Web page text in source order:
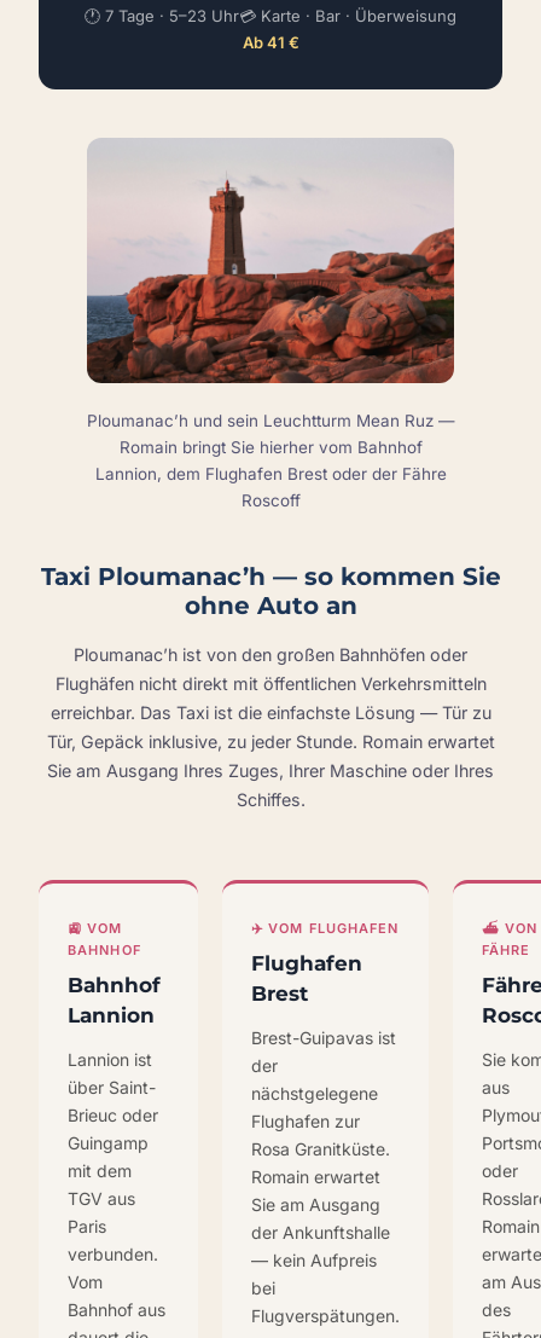
🕐 7 Tage · 5–23 Uhr💳 Karte · Bar · Überweisung
Ab 41 €
Ploumanac’h und sein Leuchtturm Mean Ruz —
Romain bringt Sie hierher vom Bahnhof
Lannion, dem Flughafen Brest oder der Fähre
Roscoff
Taxi Ploumanac’h — so kommen Sie
ohne Auto an
Ploumanac’h ist von den großen Bahnhöfen oder
Flughäfen nicht direkt mit öffentlichen Verkehrsmitteln
erreichbar. Das Taxi ist die einfachste Lösung — Tür zu
Tür, Gepäck inklusive, zu jeder Stunde. Romain erwartet
Sie am Ausgang Ihres Zuges, Ihrer Maschine oder Ihres
Schiffes.
🚉 VOM
BAHNHOF
Bahnhof
Lannion
Lannion ist
über Saint-
Brieuc oder
Guingamp
mit dem
TGV aus
Paris
verbunden.
Vom
Bahnhof aus
✈️ VOM FLUGHAFEN
Flughafen
Brest
Brest-Guipavas ist
der
nächstgelegene
Flughafen zur
Rosa Granitküste.
Romain erwartet
Sie am Ausgang
der Ankunftshalle
— kein Aufpreis
bei
Flugverspätungen.
⛴️ VON
FÄHRE
Sie
aus
oder
Romain
am
des